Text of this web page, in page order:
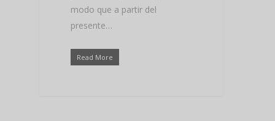
modo que a partir del
presente…
Read More